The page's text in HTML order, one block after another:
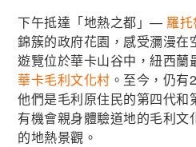
下午抵達「地熱之都」— 羅
錦簇的政府花園，感受瀰漫在
遊覽位於華卡山谷中，紐西蘭
華卡毛利文化村 。至今，仍有
他們是毛利原住民的第四代和
有機會親身體驗道地的毛利
的地熱景觀。